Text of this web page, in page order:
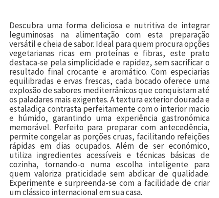
Descubra uma forma deliciosa e nutritiva de integrar
leguminosas na alimentação com esta preparação
versátil e cheia de sabor. Ideal para quem procura opções
vegetarianas ricas em proteínas e fibras, este prato
destaca-se pela simplicidade e rapidez, sem sacrificar o
resultado final crocante e aromático. Com especiarias
equilibradas e ervas frescas, cada bocado oferece uma
explosão de sabores mediterrânicos que conquistam até
os paladares mais exigentes. A textura exterior dourada e
estaladiça contrasta perfeitamente com o interior macio
e húmido, garantindo uma experiência gastronómica
memorável. Perfeito para preparar com antecedência,
permite congelar as porções cruas, facilitando refeições
rápidas em dias ocupados. Além de ser económico,
utiliza ingredientes acessíveis e técnicas básicas de
cozinha, tornando-o numa escolha inteligente para
quem valoriza praticidade sem abdicar de qualidade.
Experimente e surpreenda-se com a facilidade de criar
um clássico internacional em sua casa.